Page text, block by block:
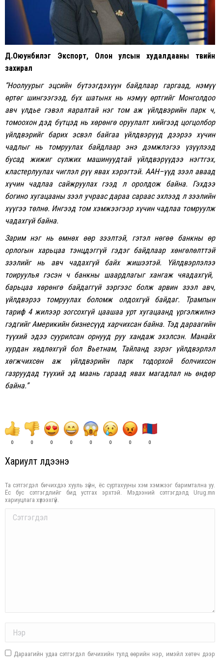
Д.Оюунбилэг Экспорт, Олон улсын худалдааны төвийн
захирал
“Ноолуурыг эцсийн бүтээгдэхүүн байдлаар гаргаад, нэмүү
өртөг шингээгээд, бүх шатынх нь нэмүү өртгийг Монголдоо
авч үлдье гэвэл яаралтай нэг том аж үйлдвэрийн парк ч,
томоохондэд бүтцэд ньхөрөнгө оруулалт хийгээд цогцолбор
үйлдвэрийг барих эсвэл байгаа үйлдвэрүүд дээрээ хүчин
чадлыг нь томруулах байдлаар энэ дэмжлэгээ
үзүүлээд
бусад жижиг сүлжих машинуудтай үйлдвэрүүдээ нэгтгэх,
кластерлуулах чиглэл рүүяваххэрэгтэй. ААН–үүд зээл аваад
хүчин чадлаа сайжруулах гээд лоролдож байна. Гэхдээ
богино хугацааны зээл учраасдараа сараасэхлээд л зээлийн
хүүгээ төлнө. Ингээд томхэмжээгээр хүчин чадлаа томруулж
чадахгүйбайна.
Зарим нэг нь өмнөх өөр зээлтэй, гэтэл нөгөө банкны өр
орлогын харьцаа тэнцдэггүй гэдэг байдлаархөнгөлөлттэй
зээлийг нь авч чадахгүй байх жишээтэй.
Үйлдвэрлэлээ
тоируульягэсэнчбанкнышаардлагыгхангажчяадахгүй,
барьцаахөрөнгөбайдаггүйзэргээсболжарвинзээлавч,
үйлдвэрээ томруулахболомжолдохгүйбайдаг.
Трампын
тариф 4жилээр зогсохгүй цаашаа урт хугацаанд үргэлжилнэ
гэдгийгАмерикийн бизнесүүд харчихсан байна. Тэд дараагийн
түүхий эдээ суурилсан орнууд руу хандаж эхэлсэн. Манайх
хурданхөдлөхгүй бол Вьетнам, Тайланд зэрэг үйлдвэрлэл
хөгжчихсөн аж үйлдвэрийн парк тодорхой болчихсон
газруудад түүхий эд маань гараад явах магадлал нь өндөр
байна.”
0 0 0 0 0 0 0 0
Хариулт үлдээнэ үү
Та сэтгэгдэл бичихдээ хууль зүйн, ёс суртахууны хэм хэмжээг баримтална уу.
Ёс бус сэтгэгдлийг бид устгах эрхтэй. Мэдээний сэтгэгдэлд Urug.mn
хариуцлага хүлээхгүй.
Comment
Дараагийн удаа сэтгэгдэл бичихийн тулд өөрийн нэр, имэйл хөтөч дээр